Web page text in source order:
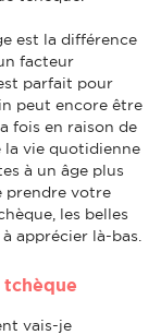
est la différence
facteur
parfait pour
peut encore être
fois en raison de
la vie quotidienne
à un âge plus
prendre votre
les belles
apprécier là-bas.
vais-je